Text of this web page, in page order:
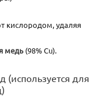
кислородом, удаляя
медь (98% Cu).
(используется для